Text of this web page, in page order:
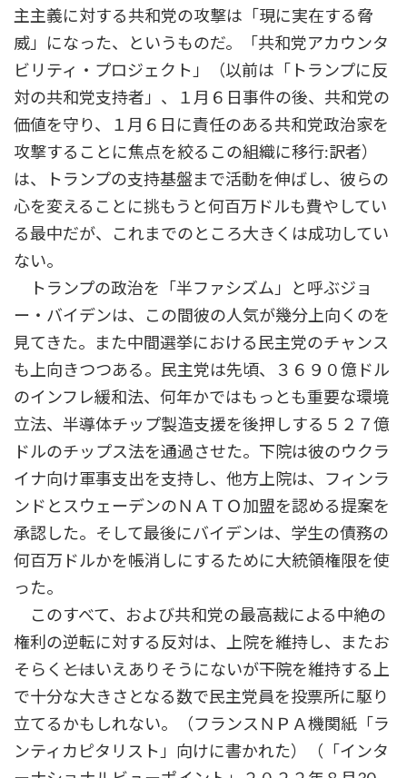
主主義に対する共和党の攻撃は「現に実在する脅
威」になった、というものだ。「共和党アカウンタ
ビリティ・プロジェクト」（以前は「トランプに反
対の共和党支持者」、１月６日事件の後、共和党の
価値を守り、１月６日に責任のある共和党政治家を
攻撃することに焦点を絞るこの組織に移行:訳者）
は、トランプの支持基盤まで活動を伸ばし、彼らの
心を変えることに挑もうと何百万ドルも費やしてい
る最中だが、これまでのところ大きくは成功してい
ない。
トランプの政治を「半ファシズム」と呼ぶジョ
ー・バイデンは、この間彼の人気が幾分上向くのを
見てきた。また中間選挙における民主党のチャンス
も上向きつつある。民主党は先頃、３６９０億ドル
のインフレ緩和法、何年かではもっとも重要な環境
立法、半導体チップ製造支援を後押しする５２７億
ドルのチップス法を通過させた。下院は彼のウクラ
イナ向け軍事支出を支持し、他方上院は、フィンラ
ンドとスウェーデンのＮＡＴＯ加盟を認める提案を
承認した。そして最後にバイデンは、学生の債務の
何百万ドルかを帳消しにするために大統領権限を使
った。
このすべて、および共和党の最高裁による中絶の
権利の逆転に対する反対は、上院を維持し、またお
そらく――とはいえありそうにないが――下院を維持する上
で十分な大きさとなる数で民主党員を投票所に駆り
立てるかもしれない。（フランスＮＰＡ機関紙「ラ
ンティカピタリスト」向けに書かれた）（「インタ